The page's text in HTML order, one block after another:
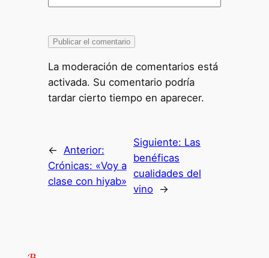
La moderación de comentarios está
activada. Su comentario podría
tardar cierto tiempo en aparecer.
←
Anterior:
Crónicas: «Voy a
clase con hiyab»
Siguiente: Las
benéficas
cualidades del
vino →